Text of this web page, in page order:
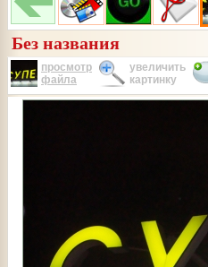
Без названия
просмотр
файла
увеличить
картинку